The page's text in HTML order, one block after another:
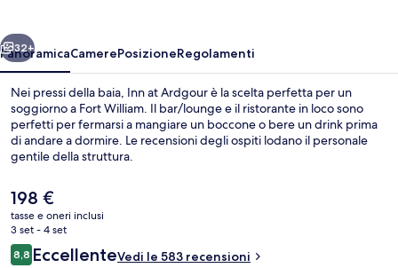
Avanti
32+
PanoramicaCamerePosizioneRegolamenti
Nei pressi della baia, Inn at Ardgour è la scelta perfetta per un
soggiorno a Fort William. Il bar/lounge e il ristorante in loco sono
perfetti per fermarsi a mangiare un boccone o bere un drink prima
di andare a dormire. Le recensioni degli ospiti lodano il personale
gentile della struttura.
Il
prezzo
attuale
è
198 €
198 €
tasse e oneri inclusi
3 set - 4 set
Recensioni
8,88,8 su 10
EccellenteVedi le 583 recensioni